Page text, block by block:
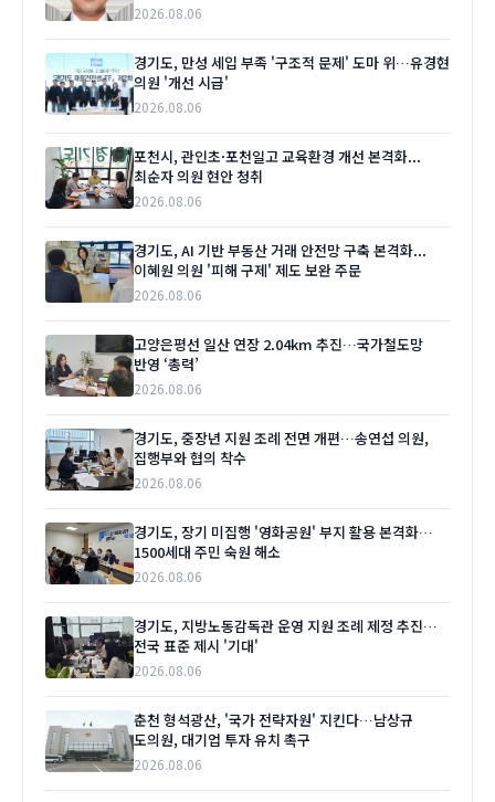
2026.08.06
경기도, 만성 세입 부족 '구조적 문제' 도마 위…유경현
의원 '개선 시급'
2026.08.06
포천시, 관인초·포천일고 교육환경 개선 본격화...
최순자 의원 현안 청취
2026.08.06
경기도, AI 기반 부동산 거래 안전망 구축 본격화...
이혜원 의원 '피해 구제' 제도 보완 주문
2026.08.06
고양은평선 일산 연장 2.04km 추진…국가철도망
반영 ‘총력’
2026.08.06
경기도, 중장년 지원 조례 전면 개편…송연섭 의원,
집행부와 협의 착수
2026.08.06
경기도, 장기 미집행 '영화공원' 부지 활용 본격화…
1500세대 주민 숙원 해소
2026.08.06
경기도, 지방노동감독관 운영 지원 조례 제정 추진…
전국 표준 제시 '기대'
2026.08.06
춘천 형석광산, '국가 전략자원' 지킨다…남상규
도의원, 대기업 투자 유치 촉구
2026.08.06